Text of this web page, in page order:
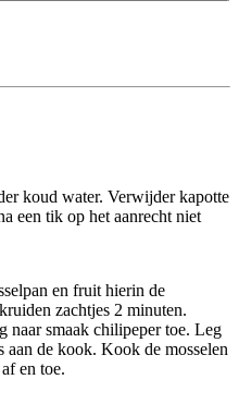
koud water. Verwijder kapotte
een tik op het aanrecht niet
en fruit hierin de
zachtjes 2 minuten.
naar smaak chilipeper toe. Leg
aan de kook. Kook de mosselen
en toe.